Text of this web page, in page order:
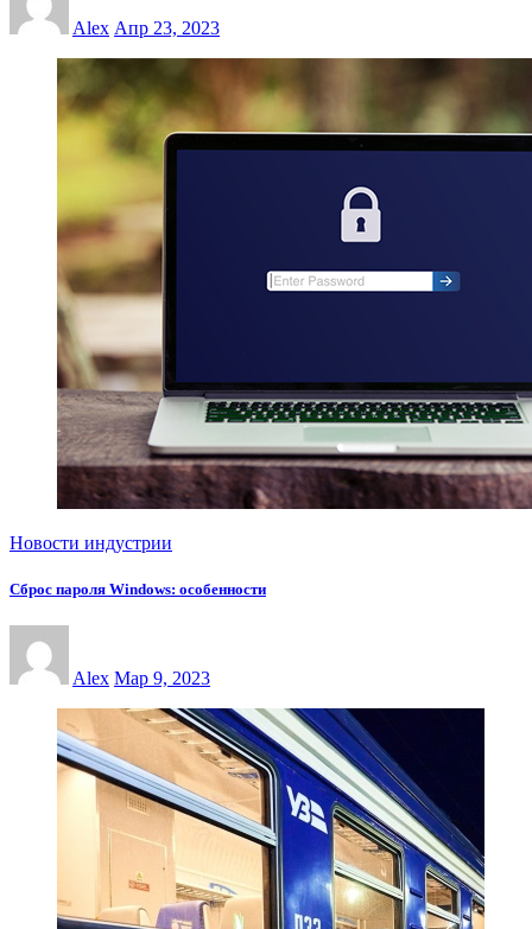
Alex Апр 23, 2023
Новости индустрии
Сброс пароля Windows: особенности
Alex Мар 9, 2023